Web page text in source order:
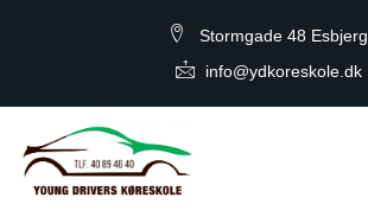
Stormgade 48 Esbjerg
info@ydkoreskole.dk